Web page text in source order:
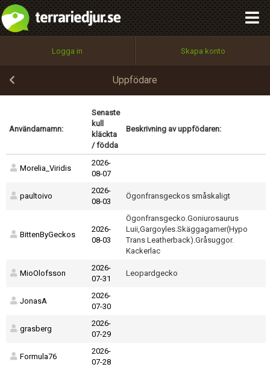
Logga in Skapa konto
Uppfödare
Användarnamn:
Senaste
kull
kläckta
/ födda
Beskrivning av uppfödaren:
Morelia_Viridis
2026-
08-07
paultoivo
2026-
08-03
Ögonfransgeckos småskaligt
BittenByGeckos
2026-
08-03
Ögonfransgecko.Goniurosaurus
Luii,Gargoyles.Skäggagamer(Hypo
Trans Leatherback).Gråsuggor.
Kackerlac
MioOlofsson
2026-
07-31
Leopardgecko
JonasA
2026-
07-30
grasberg
2026-
07-29
Formula76
2026-
07-28
Utför
100%
OK
integritetspolicy
Namn:
Epost:
Användarnamn:
Privacy Policy
Terms of Service
Skapa konto
Begär nytt lösenord
Tillbaka till förstasidan